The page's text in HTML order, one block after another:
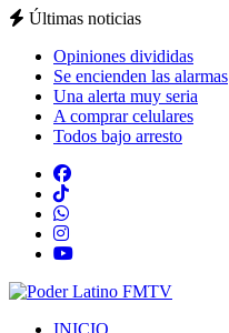
Últimas noticias
Opiniones divididas
Se encienden las alarmas
Una alerta muy seria
A comprar celulares
Todos bajo arresto
INICIO